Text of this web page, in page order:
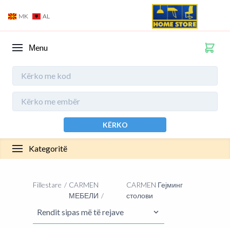
MK AL
Мenu
KËRKO
Kategoritë
Fillestare
CARMEN
МЕБЕЛИ
CARMEN Гејминг
столови